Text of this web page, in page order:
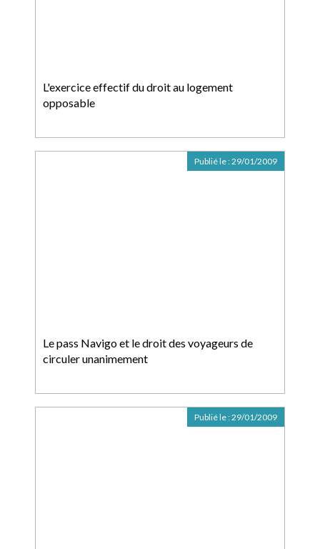
L'exercice effectif du droit au logement
opposable
Le pass Navigo et le droit des voyageurs de
circuler unanimement
Publié le :29/01/2009
Publié le :29/01/2009